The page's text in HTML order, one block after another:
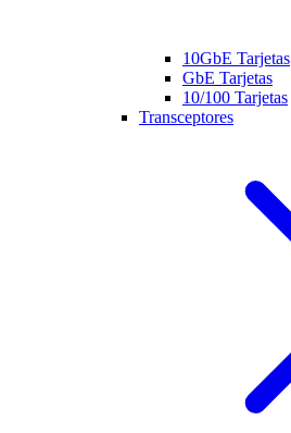
10GbE Tarjetas
GbE Tarjetas
10/100 Tarjetas
Transceptores